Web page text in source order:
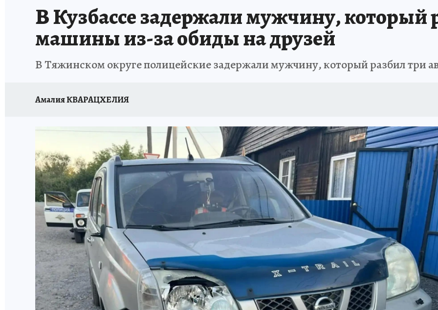
В Кузбассе задержали мужчину, который
машины из-за обиды на друзей
В Тяжинском округе полицейские задержали мужчину, который разбил три
Амалия КВАРАЦХЕЛИЯ